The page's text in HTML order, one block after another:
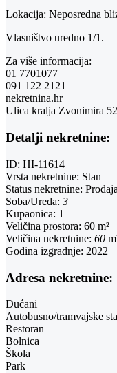
Lokacija: Neposredna
Vlasništvo uredno 1/1.
Za više informacija:
01 7701077
091 122 2121
nekretnina.hr
Ulica kralja Zvonimira 52
Detalji nekretnine:
ID: HI-11614
Vrsta nekretnine: Stan
Status nekretnine: Prodaja
Soba/Ureda: 3
Kupaonica: 1
Veličina prostora: 60 m²
Veličina nekretnine: 60
Godina izgradnje: 2022
Adresa nekretnine:
Dućani
Autobusno/tramvajske
Restoran
Bolnica
Škola
Park